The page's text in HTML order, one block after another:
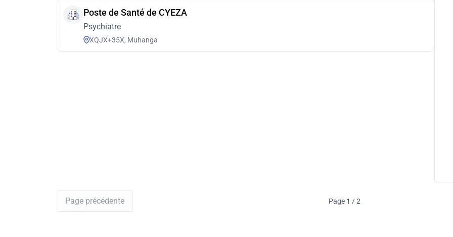
Poste de Santé de CYEZA
Psychiatre
XQJX+35X, Muhanga
Page précédente Page 1 / 2